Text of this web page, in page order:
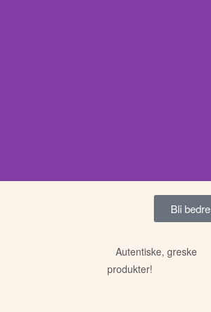
Se våre nyheter
Vi har fått inn noen greske godsaker, klikk
Bli
Autentiske, greske
produkter!